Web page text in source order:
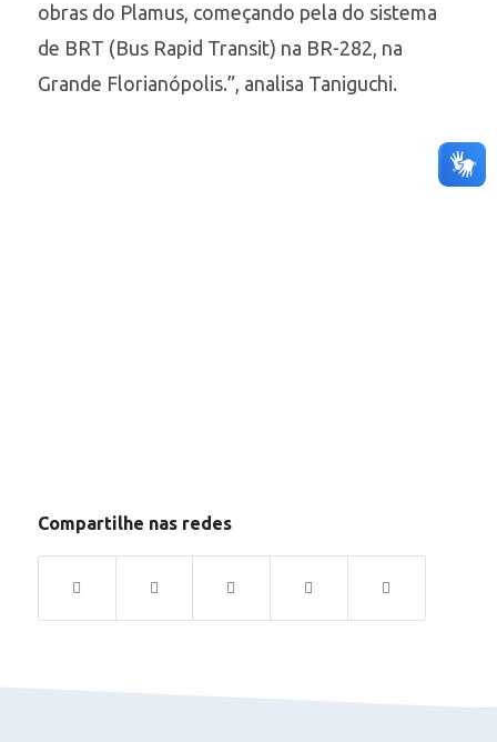
obras do Plamus, começando pela do sistema
de BRT (Bus Rapid Transit) na BR-282, na
Grande Florianópolis.”, analisa Taniguchi.
Compartilhe nas redes